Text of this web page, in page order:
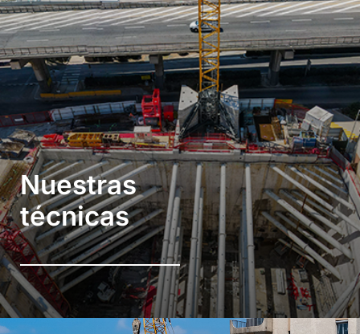
Nuestras
técnicas